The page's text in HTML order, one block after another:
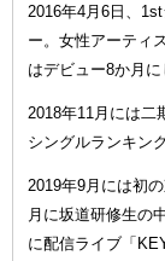
2016年4月6日、
ー。女性アーティ
はデビュー8か月
2018年11月には二
シングルランキン
2019年9月には初
月に坂道研修生の
に配信ライブ「